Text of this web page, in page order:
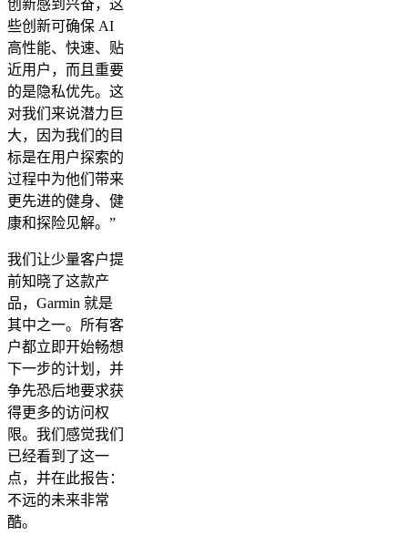
创新感到兴奋，这
些创新可确保 AI
高性能、快速、贴
近用户，而且重要
的是隐私优先。这
对我们来说潜力巨
大，因为我们的目
标是在用户探索的
过程中为他们带来
更先进的健身、健
康和探险见解。”
我们让少量客户提
前知晓了这款产
品，Garmin 就是
其中之一。所有客
户都立即开始畅想
下一步的计划，并
争先恐后地要求获
得更多的访问权
限。我们感觉我们
已经看到了这一
点，并在此报告：
不远的未来非常
酷。